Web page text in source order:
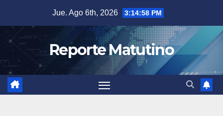
contenido
Jue. Ago 6th, 2026 3:14:59 PM
Reporte Matutino